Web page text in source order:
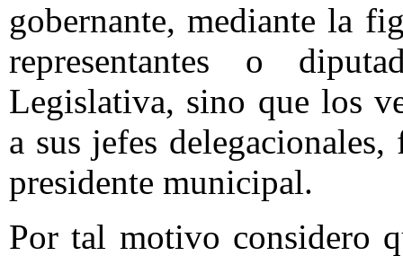
gobernante, mediante la
representantes o
Legislativa, sino que los
a sus jefes
presidente municipal.
Por tal motivo considero